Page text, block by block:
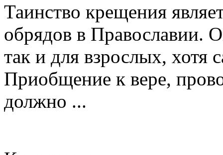
Таинство крещения
обрядов в Православии.
так и для взрослых, хотя
Приобщение к вере,
должно ...